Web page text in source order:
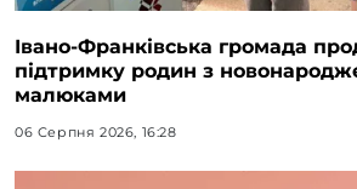
Івано-Франківська громада
підтримку родин з
малюками
06 Серпня 2026, 16:28